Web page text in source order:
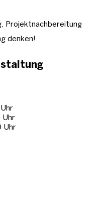
Projektnachbereitung
denken!
Uhr
Uhr